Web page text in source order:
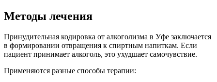
Методы лечения
Принудительная кодировка от алкоголизма в Уфе заключается
в формировании отвращения к спиртным напиткам. Если
пациент принимает алкоголь, это ухудшает самочувствие.
Применяются разные способы терапии: